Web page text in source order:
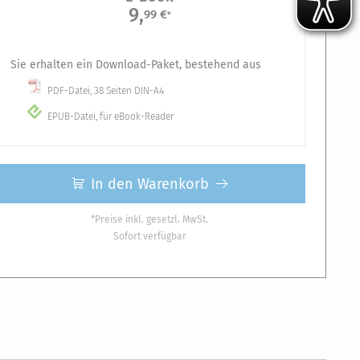
9,99 €*
Sie erhalten ein Download-Paket, bestehend aus
PDF-Datei, 38 Seiten DIN-A4
EPUB-Datei, für eBook-Reader
In den Warenkorb
*Preise inkl. gesetzl. MwSt.
Sofort verfügbar